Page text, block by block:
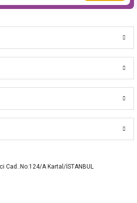
Cad..No:124/A Kartal/İSTANBUL